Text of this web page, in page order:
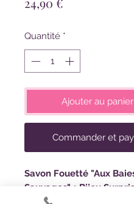
Quantité *
Ajouter au panier
Commander et
Savon Fouetté "Aux
Sauvages" + Bijou
🌟 Savon fouetté de Luxe